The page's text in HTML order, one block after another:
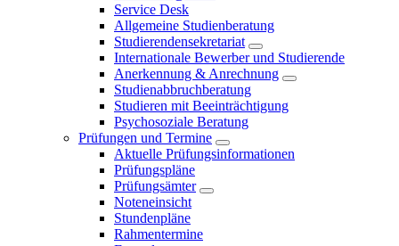
Service Desk
Allgemeine Studienberatung
Studierendensekretariat
Internationale Bewerber und Studierende
Anerkennung & Anrechnung
Studienabbruchberatung
Studieren mit Beeinträchtigung
Psychosoziale Beratung
Prüfungen und Termine
Aktuelle Prüfungsinformationen
Prüfungspläne
Prüfungsämter
Noteneinsicht
Stundenpläne
Rahmentermine